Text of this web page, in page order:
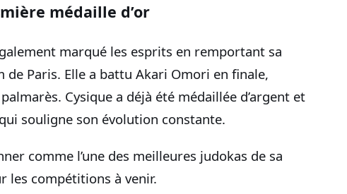
médaille d’or
marqué les esprits en remportant sa
de Paris. Elle a battu Akari Omori en finale,
Cysique a déjà été médaillée d’argent et
souligne son évolution constante.
comme l’une des meilleures judokas de sa
les compétitions à venir.